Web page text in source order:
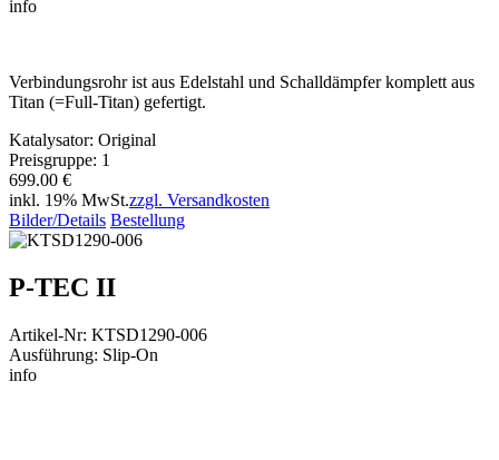
info
Verbindungsrohr ist aus Edelstahl und Schalldämpfer komplett aus
Titan (=Full-Titan) gefertigt.
Katalysator: Original
Preisgruppe: 1
699.00 €
inkl. 19% MwSt.zzgl. Versandkosten
Bilder/Details Bestellung
P-TEC II
Artikel-Nr: KTSD1290-006
Ausführung: Slip-On
info